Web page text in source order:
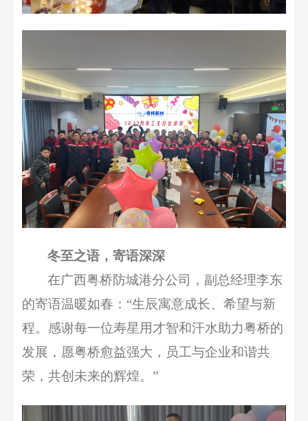
冬至之语，寄语深深
在广西粤桥防城港分公司，副总经理李东
的寄语温暖如春： “生辰寓意成长、希望与新
程。 感谢每一位寿星用才智和汗水助力粤桥的
发展 ， 愿粤桥愈益强大， 员工与企业和谐共
荣，共创未来的辉煌。 ”